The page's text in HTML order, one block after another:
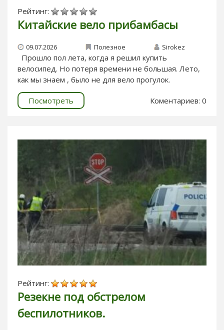
Рейтинг:
Китайские вело прибамбасы
09.07.2026 Полезное Sirokez
Прошло пол лета, когда я решил купить
велосипед. Но потеря времени не большая. Лето,
как мы знаем , было не для вело прогулок.
Посмотреть Коментариев: 0
Рейтинг:
Резекне под обстрелом
беспилотников.